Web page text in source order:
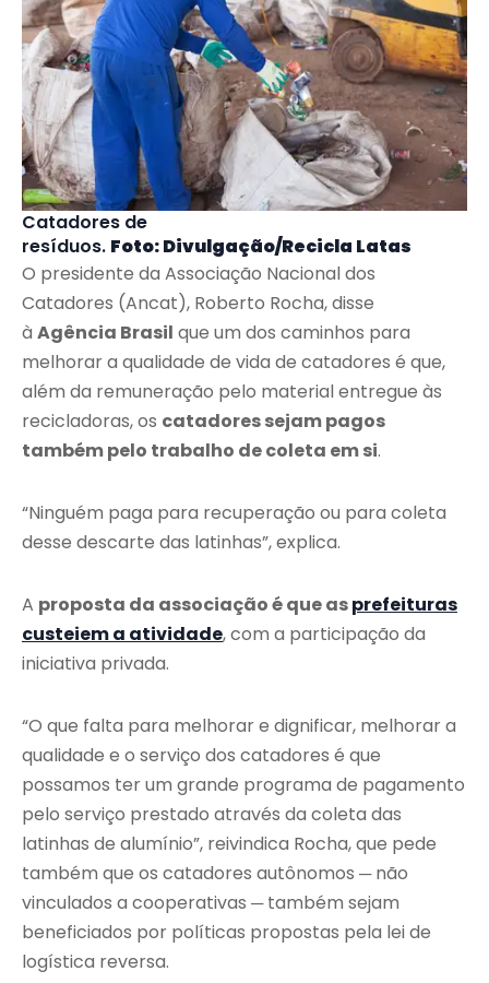
Catadores de
resíduos. Foto: Divulgação/Recicla Latas
O presidente da Associação Nacional dos
Catadores (Ancat), Roberto Rocha, disse
à Agência Brasil que um dos caminhos para
melhorar a qualidade de vida de catadores é que,
além da remuneração pelo material entregue às
recicladoras, os catadores sejam pagos
também pelo trabalho de coleta em si.
“Ninguém paga para recuperação ou para coleta
desse descarte das latinhas”, explica.
A proposta da associação é que asprefeituras
custeiem a atividade, com a participação da
iniciativa privada.
“O que falta para melhorar e dignificar, melhorar a
qualidade e o serviço dos catadores é que
possamos ter um grande programa de pagamento
pelo serviço prestado através da coleta das
latinhas de alumínio”, reivindica Rocha, que pede
também que os catadores autônomos ─ não
vinculados a cooperativas ─ também sejam
beneficiados por políticas propostas pela lei de
logística reversa.